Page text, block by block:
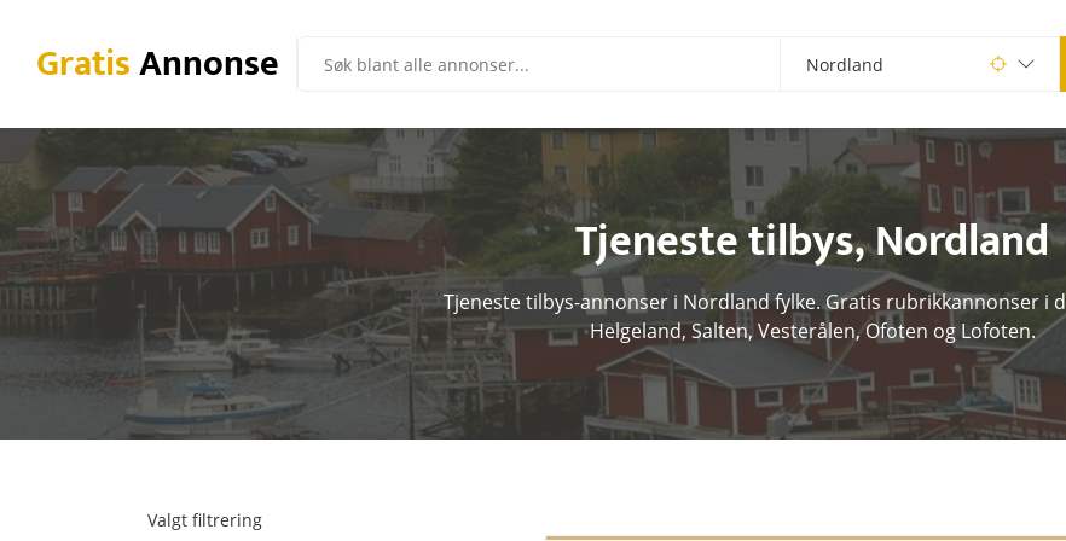
GratisAnnonse
Tjeneste tilbys,Nordland
Tjeneste tilbys-annonser i Nordland fylke. Gratis rubrikkannonser i
Helgeland, Salten, Vesterålen, Ofoten og Lofoten.
Valgt filtrering